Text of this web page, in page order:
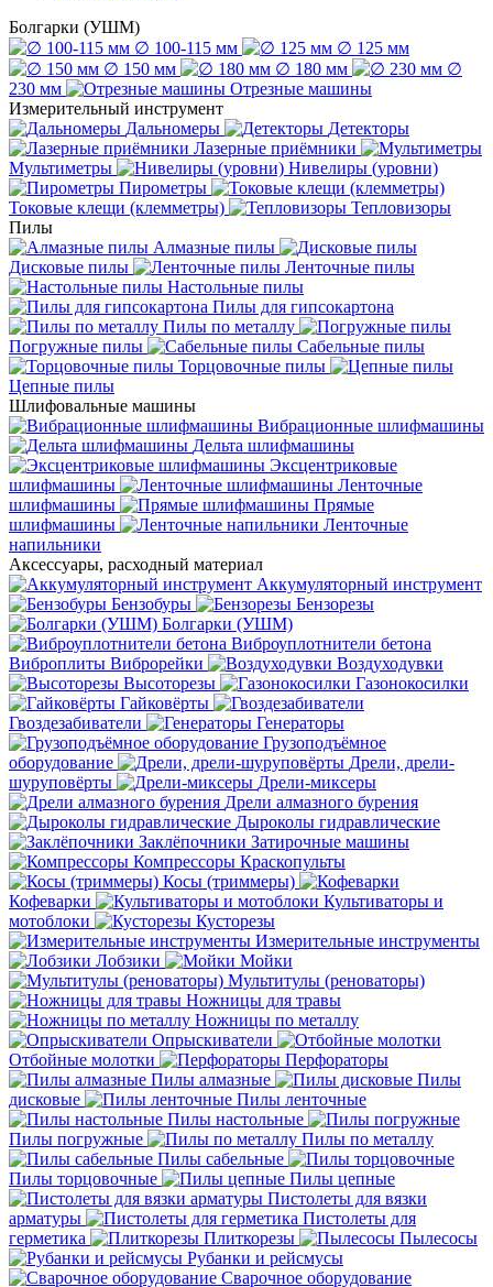
Болгарки (УШМ)
∅ 100-115 мм
∅ 125 мм
∅ 150 мм
∅ 180 мм
∅
230 мм
Отрезные машины
Измерительный инструмент
Дальномеры
Детекторы
Лазерные приёмники
Мультиметры
Нивелиры (уровни)
Пирометры
Токовые клещи (клемметры)
Тепловизоры
Пилы
Алмазные пилы
Дисковые пилы
Ленточные пилы
Настольные пилы
Пилы для гипсокартона
Пилы по металлу
Погружные пилы
Сабельные пилы
Торцовочные пилы
Цепные пилы
Шлифовальные машины
Вибрационные шлифмашины
Дельта шлифмашины
Эксцентриковые
шлифмашины
Ленточные
шлифмашины
Прямые
шлифмашины
Ленточные
напильники
Аксессуары, расходный материал
Аккумуляторный инструмент
Бензобуры
Бензорезы
Болгарки (УШМ)
Виброуплотнители бетона
Виброплиты Виброрейки
Воздуходувки
Высоторезы
Газонокосилки
Гайковёрты
Гвоздезабиватели
Генераторы
Грузоподъёмное
оборудование
Дрели, дрели-
шуруповёрты
Дрели-миксеры
Дрели алмазного бурения
Дыроколы гидравлические
Заклёпочники Затирочные машины
Компрессоры Краскопульты
Косы (триммеры)
Кофеварки
Культиваторы и
мотоблоки
Кусторезы
Измерительные инструменты
Лобзики
Мойки
Мультитулы (реноваторы)
Ножницы для травы
Ножницы по металлу
Опрыскиватели
Отбойные молотки
Перфораторы
Пилы алмазные
Пилы
дисковые
Пилы ленточные
Пилы настольные
Пилы погружные
Пилы по металлу
Пилы сабельные
Пилы торцовочные
Пилы цепные
Пистолеты для вязки
арматуры
Пистолеты для
герметика
Плиткорезы
Пылесосы
Рубанки и рейсмусы
Сварочное оборудование